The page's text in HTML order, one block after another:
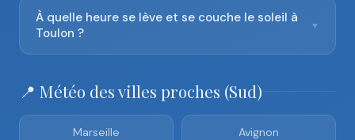
À quelle heure se lève et se couche le soleil à
Toulon ?
▼
📍 Météo des villes proches (Sud)
Marseille Avignon